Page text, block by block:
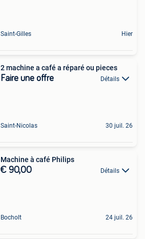
Saint-Gilles Hier
2 machine a café a réparé ou pieces
Faire une offre Détails
Saint-Nicolas 30 juil. 26
Machine à café Philips
€ 90,00 Détails
Bocholt 24 juil. 26